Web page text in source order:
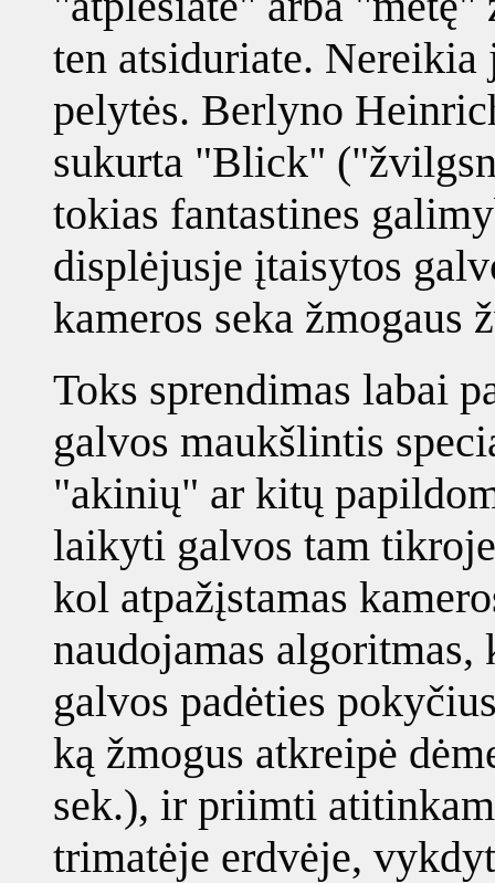
ten atsiduriate.
pelytės. Berlyno
sukurta "Blick"
tokias fantastines
displėjusje įtaisytos
kameros seka žmogaus
Toks sprendimas labai
galvos maukšlintis
"akinių" ar kitų
laikyti galvos tam
kol atpažįstamas
naudojamas
galvos padėties
ką žmogus atkreipė
sek.), ir priimti
trimatėje erdvėje,